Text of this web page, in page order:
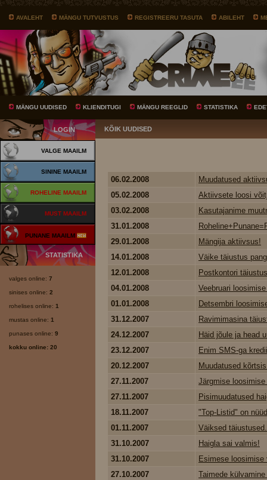
AVALEHT MÄNGU TUTVUSTUS REGISTREERU TASUTA ABILEHT
MÄNGU UUDISED KLIENDITUGI MÄNGU REEGLID STATISTIKA
LOGIN
VALGE MAAILM
SININE MAAILM
ROHELINE MAAILM
MUST MAAILM
PUNANE MAAILM
STATISTIKA
valges online: 7
sinises online: 2
rohelises online: 1
mustas online: 1
punases online: 9
kokku online: 20
KÕIK UUDISED
06.02.2008
Muudatused
05.02.2008
Aktiivsete loosi
03.02.2008
Kasutajanime
31.01.2008
29.01.2008
Mängija aktiivsus!
14.01.2008
Väike täiustus
12.01.2008
Postkontori
04.01.2008
Veebruari
01.01.2008
Detsembri
31.12.2007
Ravimimasina
24.12.2007
Häid jõule ja head
23.12.2007
Enim SMS-ga
20.12.2007
Muudatused
27.11.2007
Järgmise
27.11.2007
Pisimuudatused
18.11.2007
"Top-Listid" on
01.11.2007
Väiksed
31.10.2007
Haigla sai valmis!
31.10.2007
Esimese loosimise
27.10.2007
Taimede